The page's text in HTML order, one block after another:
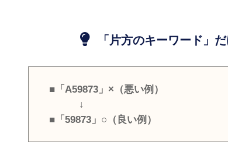
「片方のキーワード」だ
■「A59873」×（悪い例）
↓
■「59873」○（良い例）